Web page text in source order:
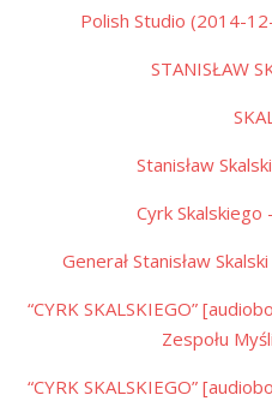
Polish Studio (2014-
STANISŁAW
Stanisław
Cyrk Skalskiego
Generał Stanisław
“CYRK SKALSKIEGO”
Zespołu
“CYRK SKALSKIEGO”